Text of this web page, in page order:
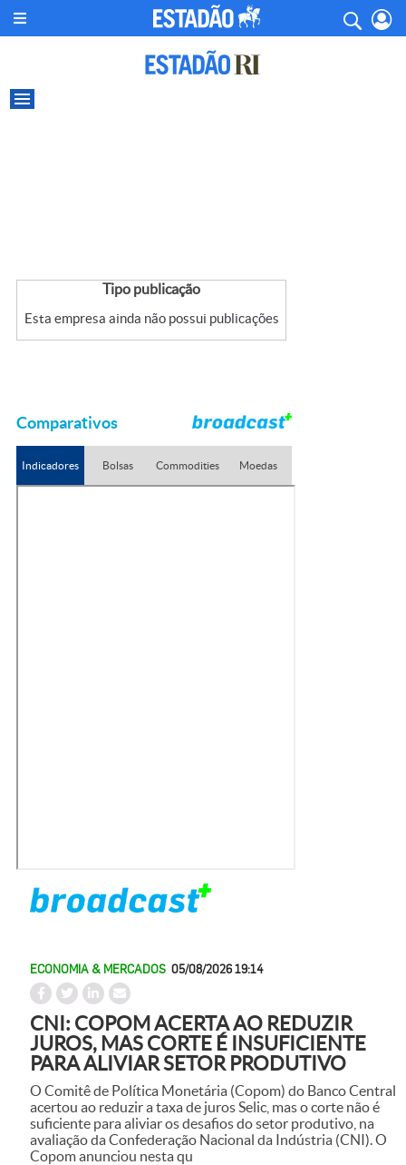
Tipo publicação
Esta empresa ainda não possui publicações
Comparativos
Indicadores Bolsas Commodities Moedas
ECONOMIA & MERCADOS 05/08/2026 19:14
CNI: COPOM ACERTA AO REDUZIR
JUROS, MAS CORTE É INSUFICIENTE
PARA ALIVIAR SETOR PRODUTIVO
O Comitê de Política Monetária (Copom) do Banco Central
acertou ao reduzir a taxa de juros Selic, mas o corte não é
suficiente para aliviar os desafios do setor produtivo, na
avaliação da Confederação Nacional da Indústria (CNI). O
Copom anunciou nesta qu